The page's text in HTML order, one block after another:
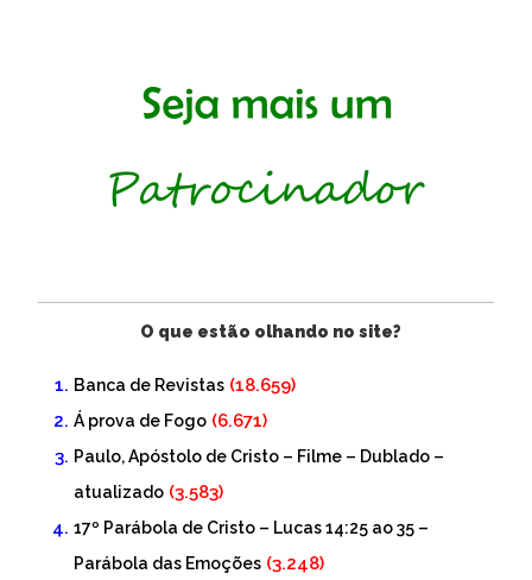
O que estão olhando no site?
Banca de Revistas (18.659)
Á prova de Fogo (6.671)
Paulo, Apóstolo de Cristo – Filme – Dublado –
atualizado (3.583)
17º Parábola de Cristo – Lucas 14:25 ao 35 –
Parábola das Emoções (3.248)